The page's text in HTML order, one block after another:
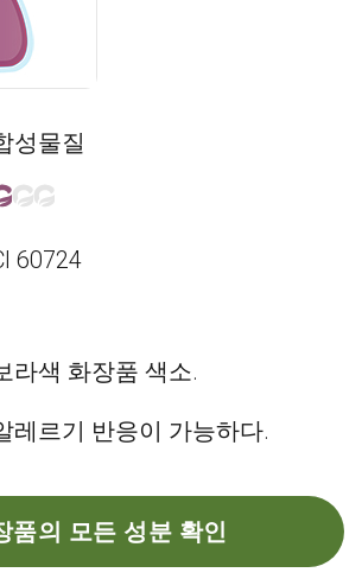
성물질
60724
라색 화장품 색소.
레르기 반응이 가능하다.
품의 모든 성분 확인